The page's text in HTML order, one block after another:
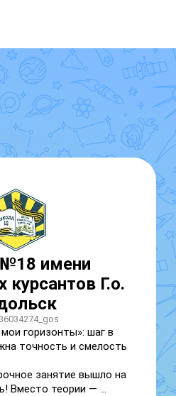
имени
курсантов Г.о.
горизонты»: шаг в
точность и смелость
занятие вышло на
Вместо теории —